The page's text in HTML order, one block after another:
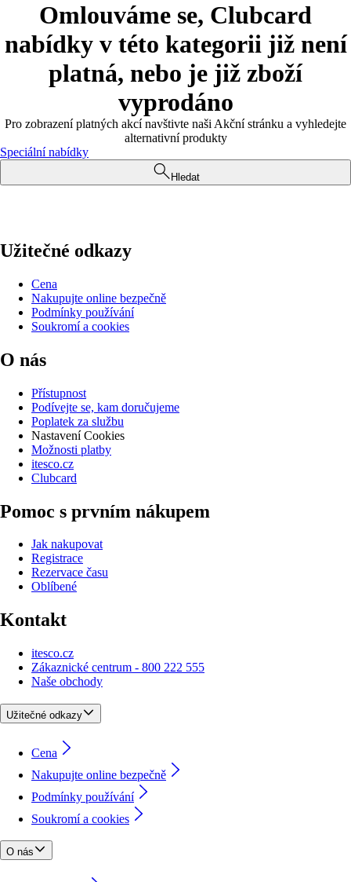
Omlouváme se, Clubcard
nabídky v této kategorii již není
platná, nebo je již zboží
vyprodáno
Pro zobrazení platných akcí navštivte naši Akční stránku a vyhledejte
alternativní produkty
Speciální nabídky
Hledat
Užitečné odkazy
Cena
Nakupujte online bezpečně
Podmínky používání
Soukromí a cookies
O nás
Přístupnost
Podívejte se, kam doručujeme
Poplatek za službu
Nastavení Cookies
Možnosti platby
itesco.cz
Clubcard
Pomoc s prvním nákupem
Jak nakupovat
Registrace
Rezervace času
Oblíbené
Kontakt
itesco.cz
Zákaznické centrum - 800 222 555
Naše obchody
Užitečné odkazy
Cena
Nakupujte online bezpečně
Podmínky používání
Soukromí a cookies
O nás